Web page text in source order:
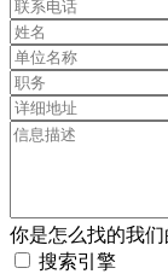
你是怎么找的我们
搜索引擎